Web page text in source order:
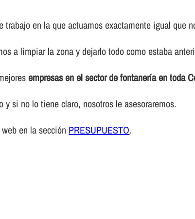
en la que actuamos exactamente igual que
a limpiar la zona y dejarlo todo como estaba
empresas en el sector de fontanerí­a en toda
y si no lo tiene claro, nosotros le asesoraremos.
en la sección PRESUPUESTO.